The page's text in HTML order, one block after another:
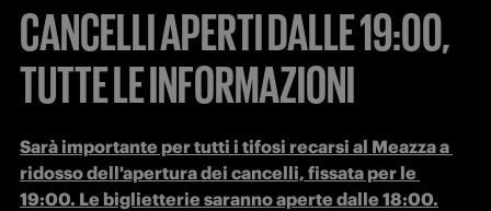
CANCELLI APERTI DALLE 19:00,
TUTTE LE INFORMAZIONI
Sarà importante per tutti i tifosi recarsi al Meazza a
ridosso dell'apertura dei cancelli, fissata per le
19:00. Le biglietterie saranno aperte dalle 18:00.